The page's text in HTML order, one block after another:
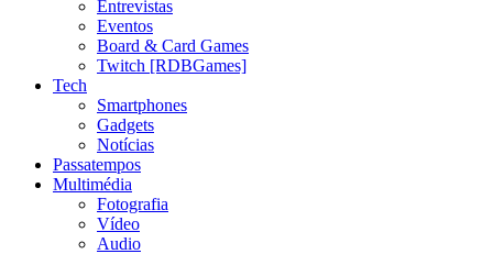
Entrevistas
Eventos
Board & Card Games
Twitch [RDBGames]
Tech
Smartphones
Gadgets
Notícias
Passatempos
Multimédia
Fotografia
Vídeo
Audio